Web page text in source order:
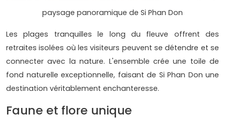
paysage panoramique de Si Phan Don
Les plages tranquilles le long du fleuve offrent des
retraites isolées où les visiteurs peuvent se détendre et se
connecter avec la nature. L'ensemble crée une toile de
fond naturelle exceptionnelle, faisant de Si Phan Don une
destination véritablement enchanteresse.
Faune et flore unique